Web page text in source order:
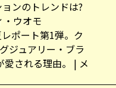
ンのトレンドは?
・ウオモ
ポート第1弾。ク
ジュアリー・ブラ
愛される理由。 | メ